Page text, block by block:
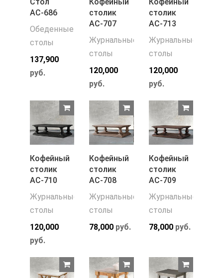
АС-686
Обеденные
столы
137,900
руб.
столик
АС-707
Журнальные
столы
120,000
руб.
столик
АС-713
Журнальные
столы
120,000
руб.
Кофейный
столик
АС-710
Журнальные
столы
120,000
руб.
Кофейный
столик
АС-708
Журнальные
столы
78,000 руб.
Кофейный
столик
АС-709
Журнальные
столы
78,000руб.